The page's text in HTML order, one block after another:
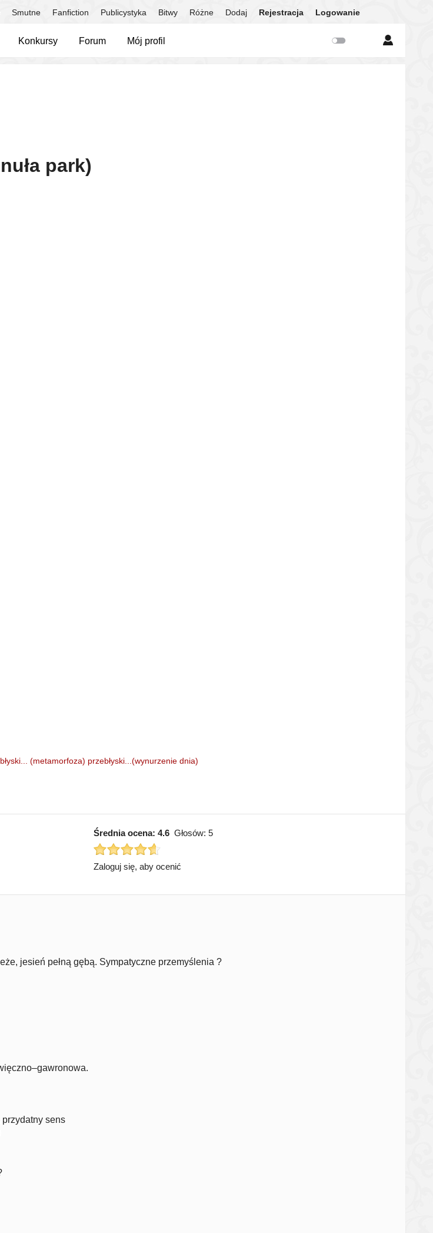
Smutne Fanfiction Publicystyka Bitwy Różne Dodaj Rejestracja Logowanie
Konkursy Forum Mój profil
park)
(metamorfoza) przebłyski...(wynurzenie dnia)
Średnia ocena: 4.6 Głosów: 5
Zaloguj się, aby ocenić
jesień pełną gębą. Sympatyczne przemyślenia ?
sens